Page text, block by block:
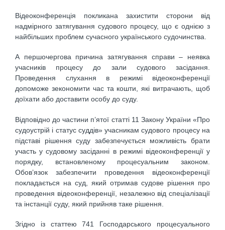
Відеоконференція покликана захистити сторони від
надмірного затягування судового процесу, що є однією з
найбільших проблем сучасного українського судочинства.
А першочергова причина затягування справи – неявка
учасників процесу до зали судового засідання.
Проведення слухання в режимі відеоконференції
допоможе зекономити час та кошти, які витрачають, щоб
доїхати або доставити особу до суду.
Відповідно до частини п’ятої статті 11 Закону України «Про
судоустрій і статус суддів» учасникам судового процесу на
підставі рішення суду забезпечується можливість брати
участь у судовому засіданні в режимі відеоконференції у
порядку, встановленому процесуальним законом.
Обов’язок забезпечити проведення відеоконференції
покладається на суд, який отримав судове рішення про
проведення відеоконференції, незалежно від спеціалізації
та інстанції суду, який прийняв таке рішення.
Згідно із статтею 741 Господарського процесуального